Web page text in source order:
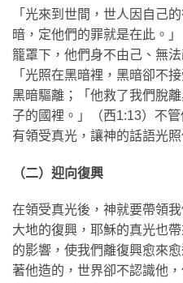
「光來到世間，世人因自己
暗，定他們的罪就是在此。
籠罩下，他們身不由己、無
「光照在黑暗裡，黑暗卻不
黑暗驅離；「他救了我們脫
子的國裡。」（西1:13）不
有領受真光，讓神的話語光
（二）迎向復興
在領受真光後，神就要帶領
大地的復興，耶穌的真光也
的影響，使我們離復興愈來
著他造的，世界卻不認識他